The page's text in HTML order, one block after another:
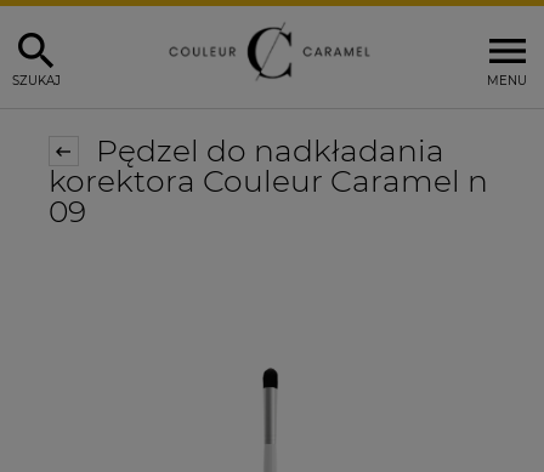
MENU
SZUKAJ
Pędzel do nadkładania
korektora Couleur Caramel n
09